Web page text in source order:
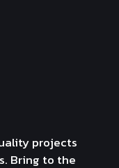
projects
Bring to the